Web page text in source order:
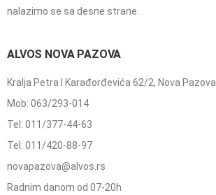
nalazimo se sa desne strane.
ALVOS NOVA PAZOVA
Kralja Petra I Karađorđevića 62/2, Nova Pazova
Mob: 063/293-014
Tel: 011/377-44-63
Tel: 011/420-88-97
novapazova@alvos.rs
Radnim danom od 07-20h